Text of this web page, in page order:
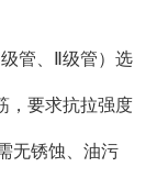
管、Ⅱ级管）选
，要求抗拉强度
无锈蚀、油污